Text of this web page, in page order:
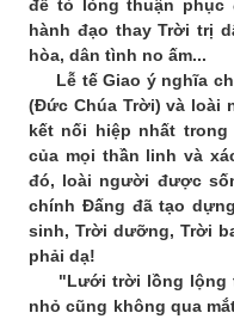
để tỏ lòng thuận phục
hành đạo thay Trời trị
hòa, dân tình no ấm...
Lễ tế Giao ý nghĩa
(Đức Chúa Trời) và loài
kết nối hiệp nhất
của mọi thần linh và
đó, loài người được
chính Đấng đã tạo
sinh, Trời dưỡng, Trời
phải dạ!
"Lưới trời lồng lộng
nhỏ cũng không qua